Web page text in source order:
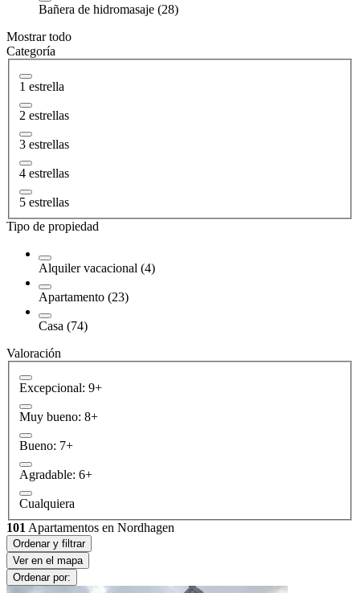
Bañera de hidromasaje (28)
Mostrar todo
Categoría
1 estrella
2 estrellas
3 estrellas
4 estrellas
5 estrellas
Tipo de propiedad
Alquiler vacacional (4)
Apartamento (23)
Casa (74)
Valoración
Excepcional: 9+
Muy bueno: 8+
Bueno: 7+
Agradable: 6+
Cualquiera
101 Apartamentos en Nordhagen
Ordenar y filtrar
Ver en el mapa
Ordenar por: